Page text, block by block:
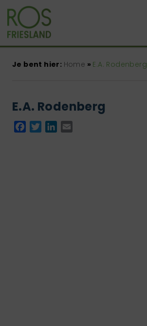
Je bent hier: Home » E.A. Rodenberg
E.A. Rodenberg
Facebook
TwitterLinkedIn